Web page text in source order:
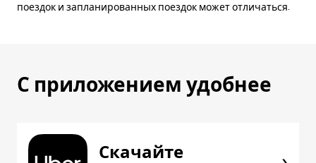
поездок и запланированных поездок может отличаться.
С приложением удобнее
Скачайте